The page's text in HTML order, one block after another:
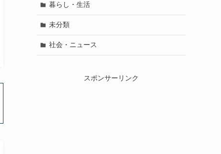
暮らし・生活
未分類
社会・ニュース
スポンサーリンク